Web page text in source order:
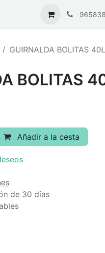
GUIRNALDA BOLITAS
BOLITAS
Añadir a la cesta
de 30 días